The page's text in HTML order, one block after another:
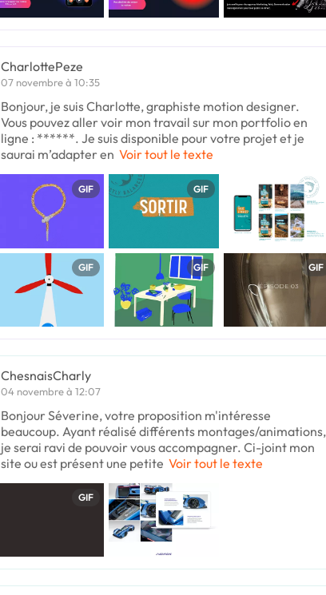
CharlottePeze
07 novembre à 10:35
Bonjour, je suis Charlotte, graphiste motion designer.
Vous pouvez aller voir mon travail sur mon portfolio en
ligne : ******. Je suis disponible pour votre projet et je
saurai m’adapter en Voir tout le texte
GIF GIF
GIF GIF GIF
ChesnaisCharly
04 novembre à 12:07
Bonjour Séverine, votre proposition m'intéresse
beaucoup. Ayant réalisé différents montages/animations,
je serai ravi de pouvoir vous accompagner. Ci-joint mon
site ou est présent une petite Voir tout le texte
GIF